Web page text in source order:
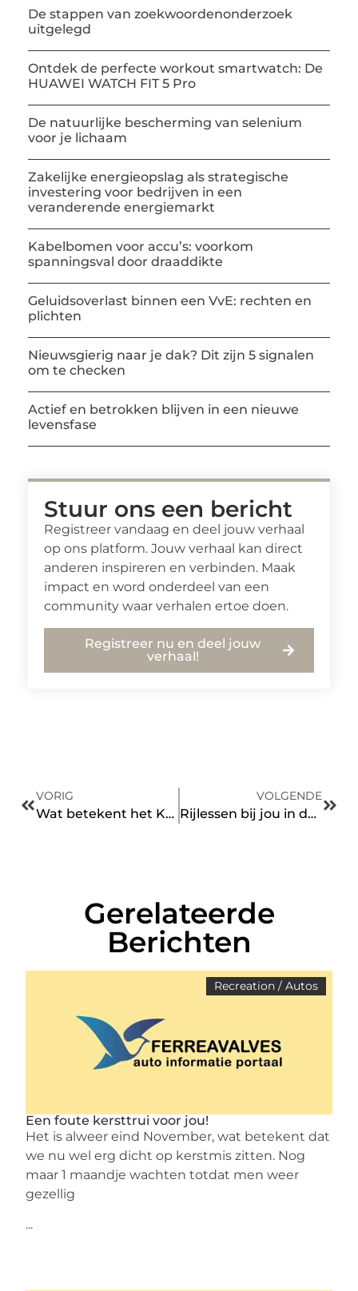
De stappen van zoekwoordenonderzoek
uitgelegd
Ontdek de perfecte workout smartwatch: De
HUAWEI WATCH FIT 5 Pro
De natuurlijke bescherming van selenium
voor je lichaam
Zakelijke energieopslag als strategische
investering voor bedrijven in een
veranderende energiemarkt
Kabelbomen voor accu’s: voorkom
spanningsval door draaddikte
Geluidsoverlast binnen een VvE: rechten en
plichten
Nieuwsgierig naar je dak? Dit zijn 5 signalen
om te checken
Actief en betrokken blijven in een nieuwe
levensfase
Stuur ons een bericht
Registreer vandaag en deel jouw verhaal
op ons platform. Jouw verhaal kan direct
anderen inspireren en verbinden. Maak
impact en word onderdeel van een
community waar verhalen ertoe doen.
Registreer nu en deel jouw
verhaal!
VORIG
Wat betekent het Keurmerk Private Lease voor u
VOLGENDE
Rijlessen bij jou in de regio
Gerelateerde
Berichten
Recreation / Autos
Een foute kersttrui voor jou!
Het is alweer eind November, wat betekent dat
we nu wel erg dicht op kerstmis zitten. Nog
maar 1 maandje wachten totdat men weer
gezellig
...